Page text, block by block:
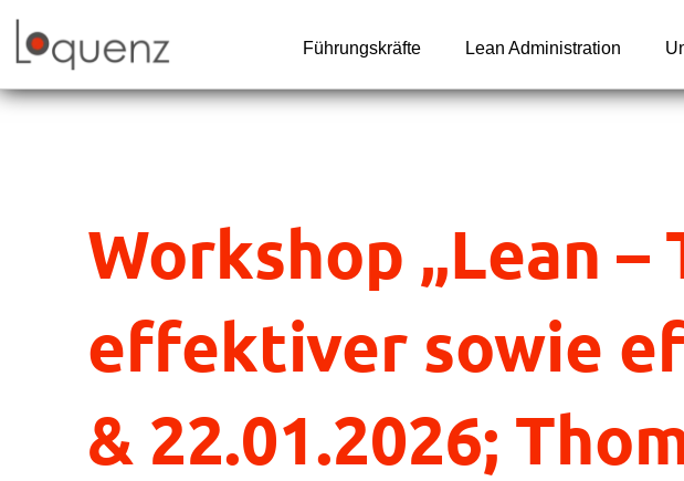
Inhalt
Führungskräfte Lean Administration
Workshop „Lean
effektiver sowie
& 22.01.2026;